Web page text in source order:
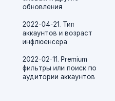
обновления
2022-04-21. Тип
аккаунтов и возраст
инфлюенсера
2022-02-11. Premium
фильтры или поиск по
аудитории аккаунтов